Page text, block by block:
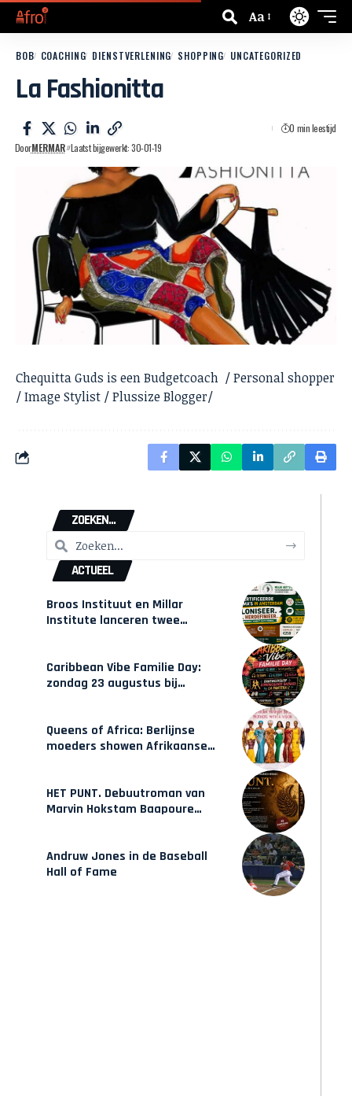
Aa
BOB COACHING DIENSTVERLENING SHOPPING UNCATEGORIZED
La Fashionitta
DoorMERMAR Laatst bijgewerkt: 30-01-19
0 min leestijd
Chequitta Guds is een Budgetcoach / Personal shopper
/ Image Stylist / Plussize Blogger/
ZOEKEN...
ACTUEEL
Broos Instituut en Millar
Institute lanceren twee
Caribbean Vibe Familie Day:
zondag 23 augustus bij
Queens of Africa: Berlijnse
moeders showen Afrikaanse
HET PUNT. Debuutroman van
Marvin Hokstam Baapoure
Andruw Jones in de Baseball
Hall of Fame